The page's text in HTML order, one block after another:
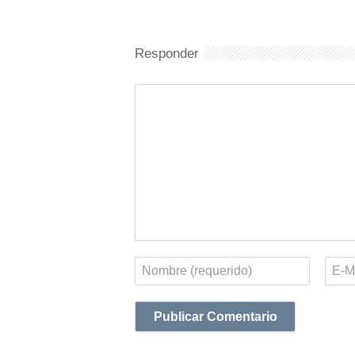
Responder
Nombre